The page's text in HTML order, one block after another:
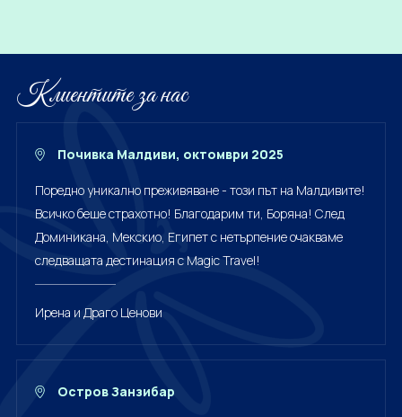
Клиентите за нас
Почивка Малдиви, октомври 2025
Поредно уникално преживяване - този път на Малдивите!
Всичко беше страхотно! Благодарим ти, Боряна! След
Доминикана, Мекскио, Египет с нетърпение очакваме
следващата дестинация с Magic Travel!
Ирена и Драго Ценови
Остров Занзибар